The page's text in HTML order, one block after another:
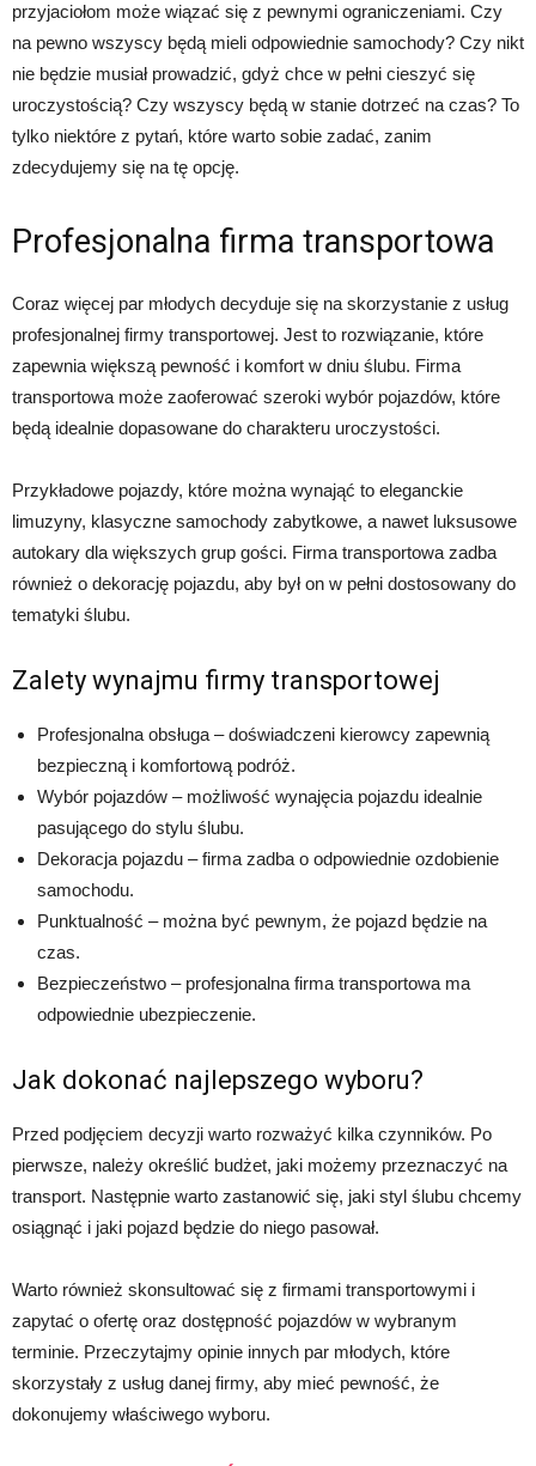
przyjaciołom może wiązać się z pewnymi ograniczeniami. Czy
na pewno wszyscy będą mieli odpowiednie samochody? Czy nikt
nie będzie musiał prowadzić, gdyż chce w pełni cieszyć się
uroczystością? Czy wszyscy będą w stanie dotrzeć na czas? To
tylko niektóre z pytań, które warto sobie zadać, zanim
zdecydujemy się na tę opcję.
Profesjonalna firma transportowa
Coraz więcej par młodych decyduje się na skorzystanie z usług
profesjonalnej firmy transportowej. Jest to rozwiązanie, które
zapewnia większą pewność i komfort w dniu ślubu. Firma
transportowa może zaoferować szeroki wybór pojazdów, które
będą idealnie dopasowane do charakteru uroczystości.
Przykładowe pojazdy, które można wynająć to eleganckie
limuzyny, klasyczne samochody zabytkowe, a nawet luksusowe
autokary dla większych grup gości. Firma transportowa zadba
również o dekorację pojazdu, aby był on w pełni dostosowany do
tematyki ślubu.
Zalety wynajmu firmy transportowej
Profesjonalna obsługa – doświadczeni kierowcy zapewnią
bezpieczną i komfortową podróż.
Wybór pojazdów – możliwość wynajęcia pojazdu idealnie
pasującego do stylu ślubu.
Dekoracja pojazdu – firma zadba o odpowiednie ozdobienie
samochodu.
Punktualność – można być pewnym, że pojazd będzie na
czas.
Bezpieczeństwo – profesjonalna firma transportowa ma
odpowiednie ubezpieczenie.
Jak dokonać najlepszego wyboru?
Przed podjęciem decyzji warto rozważyć kilka czynników. Po
pierwsze, należy określić budżet, jaki możemy przeznaczyć na
transport. Następnie warto zastanowić się, jaki styl ślubu chcemy
osiągnąć i jaki pojazd będzie do niego pasował.
Warto również skonsultować się z firmami transportowymi i
zapytać o ofertę oraz dostępność pojazdów w wybranym
terminie. Przeczytajmy opinie innych par młodych, które
skorzystały z usług danej firmy, aby mieć pewność, że
dokonujemy właściwego wyboru.